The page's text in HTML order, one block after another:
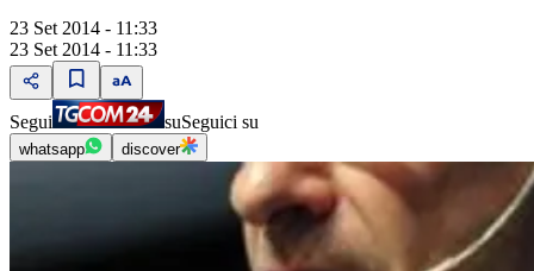
23 Set 2014 - 11:33
23 Set 2014 - 11:33
Segui suSeguici su
whatsapp discover